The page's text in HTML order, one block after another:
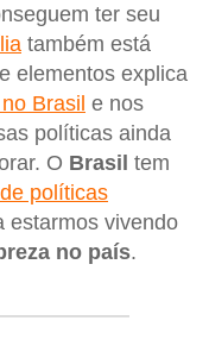
ter seu
também está
elementos explica
Brasil e nos
políticas ainda
O Brasil tem
políticas
estarmos vivendo
no país.